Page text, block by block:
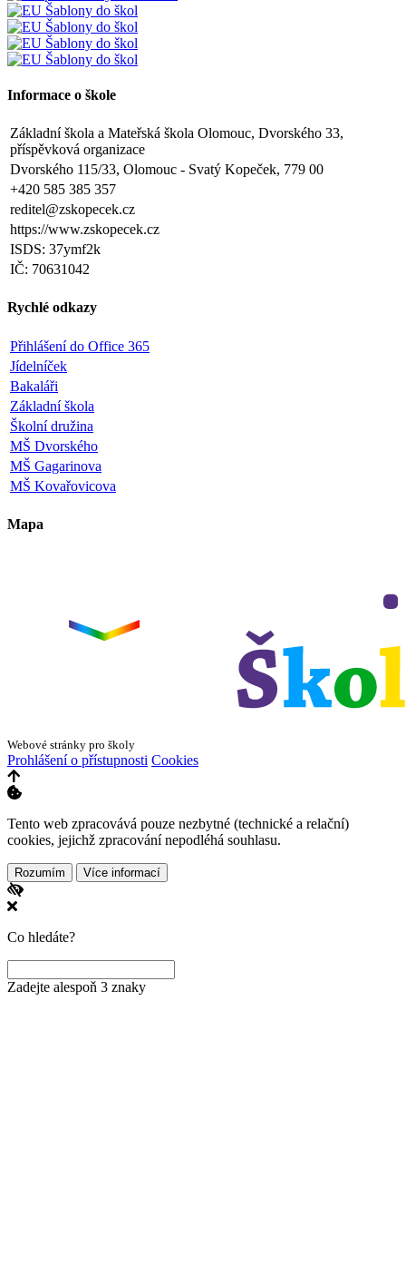
Informace o škole
Základní škola a Mateřská škola Olomouc, Dvorského 33,
příspěvková organizace
Dvorského 115/33, Olomouc - Svatý Kopeček, 779 00
+420 585 385 357
reditel@zskopecek.cz
https://www.zskopecek.cz
ISDS: 37ymf2k
IČ: 70631042
Rychlé odkazy
Přihlášení do Office 365
Jídelníček
Bakaláři
Základní škola
Školní družina
MŠ Dvorského
MŠ Gagarinova
MŠ Kovařovicova
Mapa
Webové stránky pro školy
Prohlášení o přístupnosti Cookies
Tento web zpracovává pouze nezbytné (technické a relační)
cookies, jejichž zpracování nepodléhá souhlasu.
Rozumím Více informací
Co hledáte?
Zadejte alespoň 3 znaky